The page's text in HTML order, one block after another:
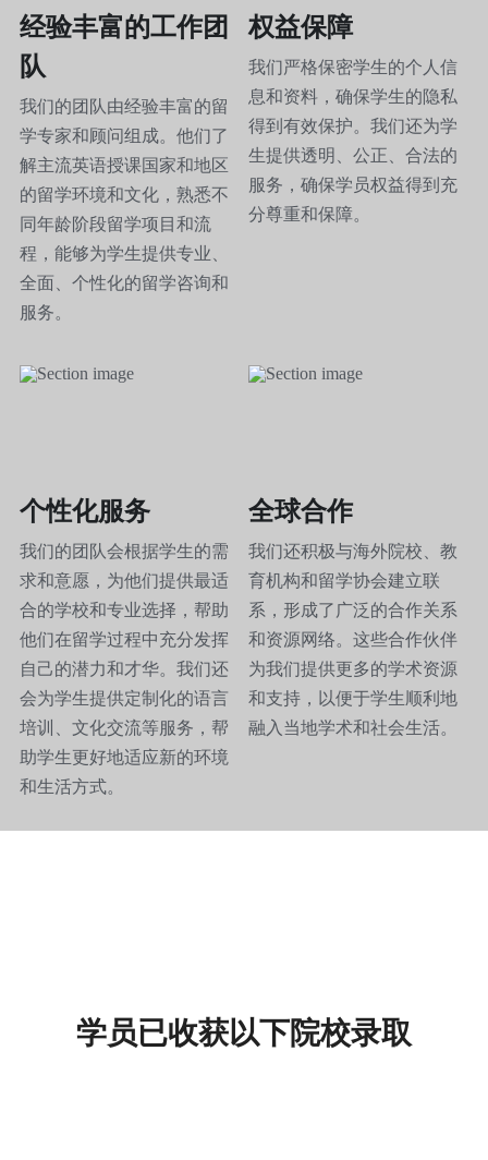
经验丰富的工作团
队
我们的团队由经验丰富的留
学专家和顾问组成。他们了
解主流英语授课国家和地区
的留学环境和文化，熟悉不
同年龄阶段留学项目和流
程，能够为学生提供专业、
全面、个性化的留学咨询和
服务。
权益保障
我们严格保密学生的个人信
息和资料，确保学生的隐私
得到有效保护。我们还为学
生提供透明、公正、合法的
服务，确保学员权益得到充
分尊重和保障。
个性化服务
我们的团队会根据学生的需
求和意愿，为他们提供最适
合的学校和专业选择，帮助
他们在留学过程中充分发挥
自己的潜力和才华。我们还
会为学生提供定制化的语言
培训、文化交流等服务，帮
助学生更好地适应新的环境
和生活方式。
全球合作
我们还积极与海外院校、教
育机构和留学协会建立联
系，形成了广泛的合作关系
和资源网络。这些合作伙伴
为我们提供更多的学术资源
和支持，以便于学生顺利地
融入当地学术和社会生活。
学员已收获以下院校录取